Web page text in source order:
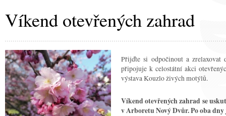
Víkend otevřených zahrad
Přijďte si odpočinout a zrelaxovat
připojuje k celostátní akci
výstava Kouzlo živých motýlů.
Víkend otevřených zahrad se
v Arboretu Nový Dvůr. Po oba